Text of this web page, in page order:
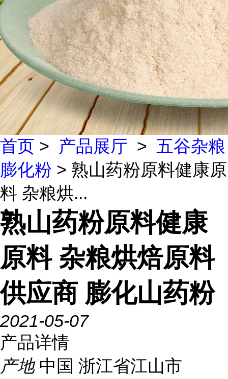
首页 > 产品展厅 > 五谷杂粮
膨化粉 > 熟山药粉原料健康原
料 杂粮烘...
熟山药粉原料健康
原料 杂粮烘焙原料
供应商 膨化山药粉
2021-05-07
产品详情
产地 中国 浙江省江山市